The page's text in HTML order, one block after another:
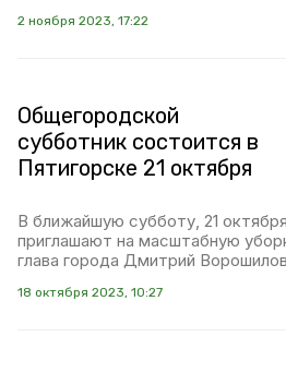
2 ноября 2023, 17:22
Общегородской
субботник состоится в
Пятигорске 21 октября
В ближайшую субботу, 21
приглашают на масштабную
глава города Дмитрий
18 октября 2023, 10:27